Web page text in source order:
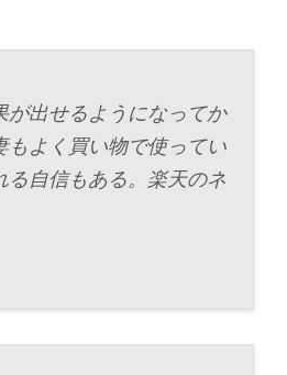
が出せるようになってか
もよく買い物で使ってい
る自信もある。楽天のネ